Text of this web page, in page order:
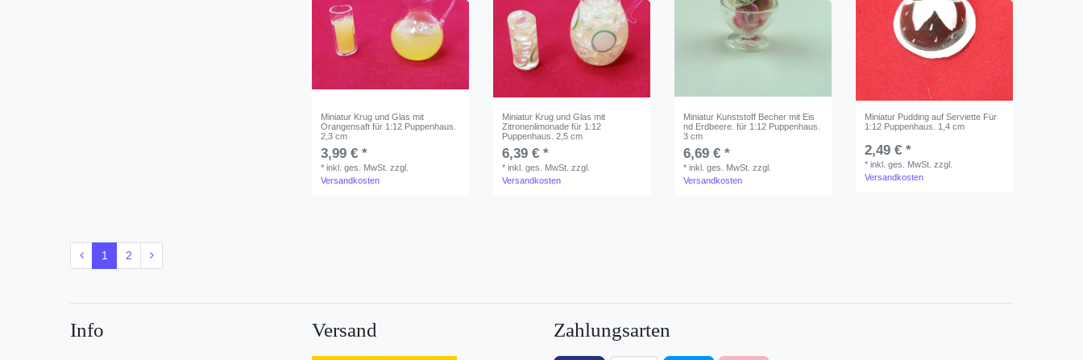
Miniatur Krug und Glas mit
Orangensaft für 1:12 Puppenhaus.
2,3 cm
3,99 € *
*inkl. ges. MwSt. zzgl.
Versandkosten
Miniatur Krug und Glas mit
Zitronenlimonade für 1:12
Puppenhaus. 2,5 cm
6,39 € *
*inkl. ges. MwSt. zzgl.
Versandkosten
Miniatur Kunststoff Becher mit Eis
nd Erdbeere. für 1:12 Puppenhaus.
3 cm
6,69 € *
*inkl. ges. MwSt. zzgl.
Versandkosten
Miniatur Pudding auf Serviette Für
1:12 Puppenhaus. 1,4 cm
2,49 € *
*inkl. ges. MwSt. zzgl.
Versandkosten
1 2
Info Versand Zahlungsarten